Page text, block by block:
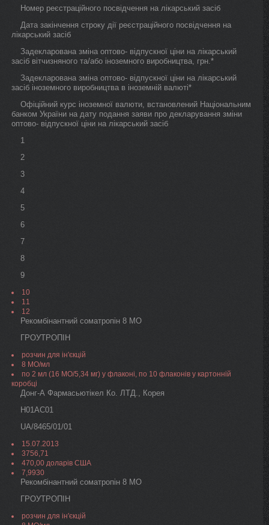
Номер реєстраційного посвідчення на лікарський засіб
Дата закінчення строку дії реєстраційного посвідчення на
лікарський засіб
Задекларована зміна оптово- відпускної ціни на лікарський
засіб вітчизняного та/або іноземного виробництва, грн.*
Задекларована зміна оптово- відпускної ціни на лікарський
засіб іноземного виробництва в іноземній валюті*
Офіційний курс іноземної валюти, встановлений Національним
банком України на дату подання заяви про декларування зміни
оптово- відпускної ціни на лікарський засіб
1
2
3
4
5
6
7
8
9
10
11
12
Рекомбінантний соматропін 8 МО
ГРОУТРОПІН
розчин для ін'єкцій
8 МО/мл
по 2 мл (16 МО/5,34 мг) у флаконі, по 10 флаконів у картонній
коробці
Донг-А Фармасьютікел Ко. ЛТД., Корея
H01AC01
UA/8465/01/01
15.07.2013
3756,71
470,00 доларів США
7,9930
Рекомбінантний соматропін 8 МО
ГРОУТРОПІН
розчин для ін'єкцій